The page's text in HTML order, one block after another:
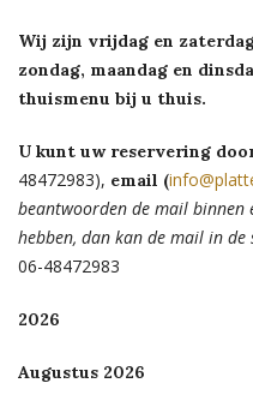
Wij zijn vrijdag en
zondag, maandag en
thuismenu bij u thuis.
U kunt uw reservering
48472983), email (
beantwoorden de mail binnen
hebben, dan kan de mail in de
06-48472983
2026
Augustus 2026